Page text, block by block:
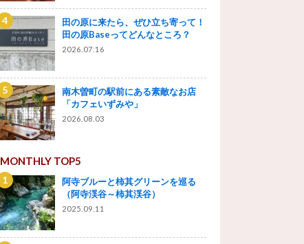
田の原に来たら、ぜひ立ち寄って！
田の原Baseってどんなところ？
2026.07.16
南木曽町の駅前にある素敵なお店
「カフェいずみや」
2026.08.03
MONTHLY TOP5
阿寺ブルーと柿其グリーンを巡る
（阿寺渓谷～柿其渓谷）
2025.09.11